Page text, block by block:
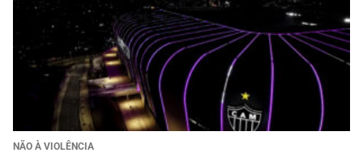
NÃO À VIOLÊNCIA